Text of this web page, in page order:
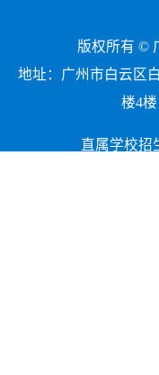
版权所有 ©
地址：广州市白云区
楼4
直属学校招